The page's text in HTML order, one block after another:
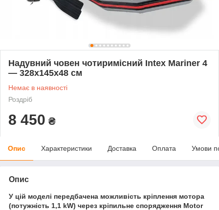
Надувний човен чотиримісний Intex Mariner 4
— 328х145х48 см
Немає в наявності
Роздріб
8 450 ₴
Опис Характеристики Доставка Оплата Умови
Опис
У цій моделі передбачена можливість кріплення мотора
(потужність 1,1 kW) через кріпильне спорядження Motor